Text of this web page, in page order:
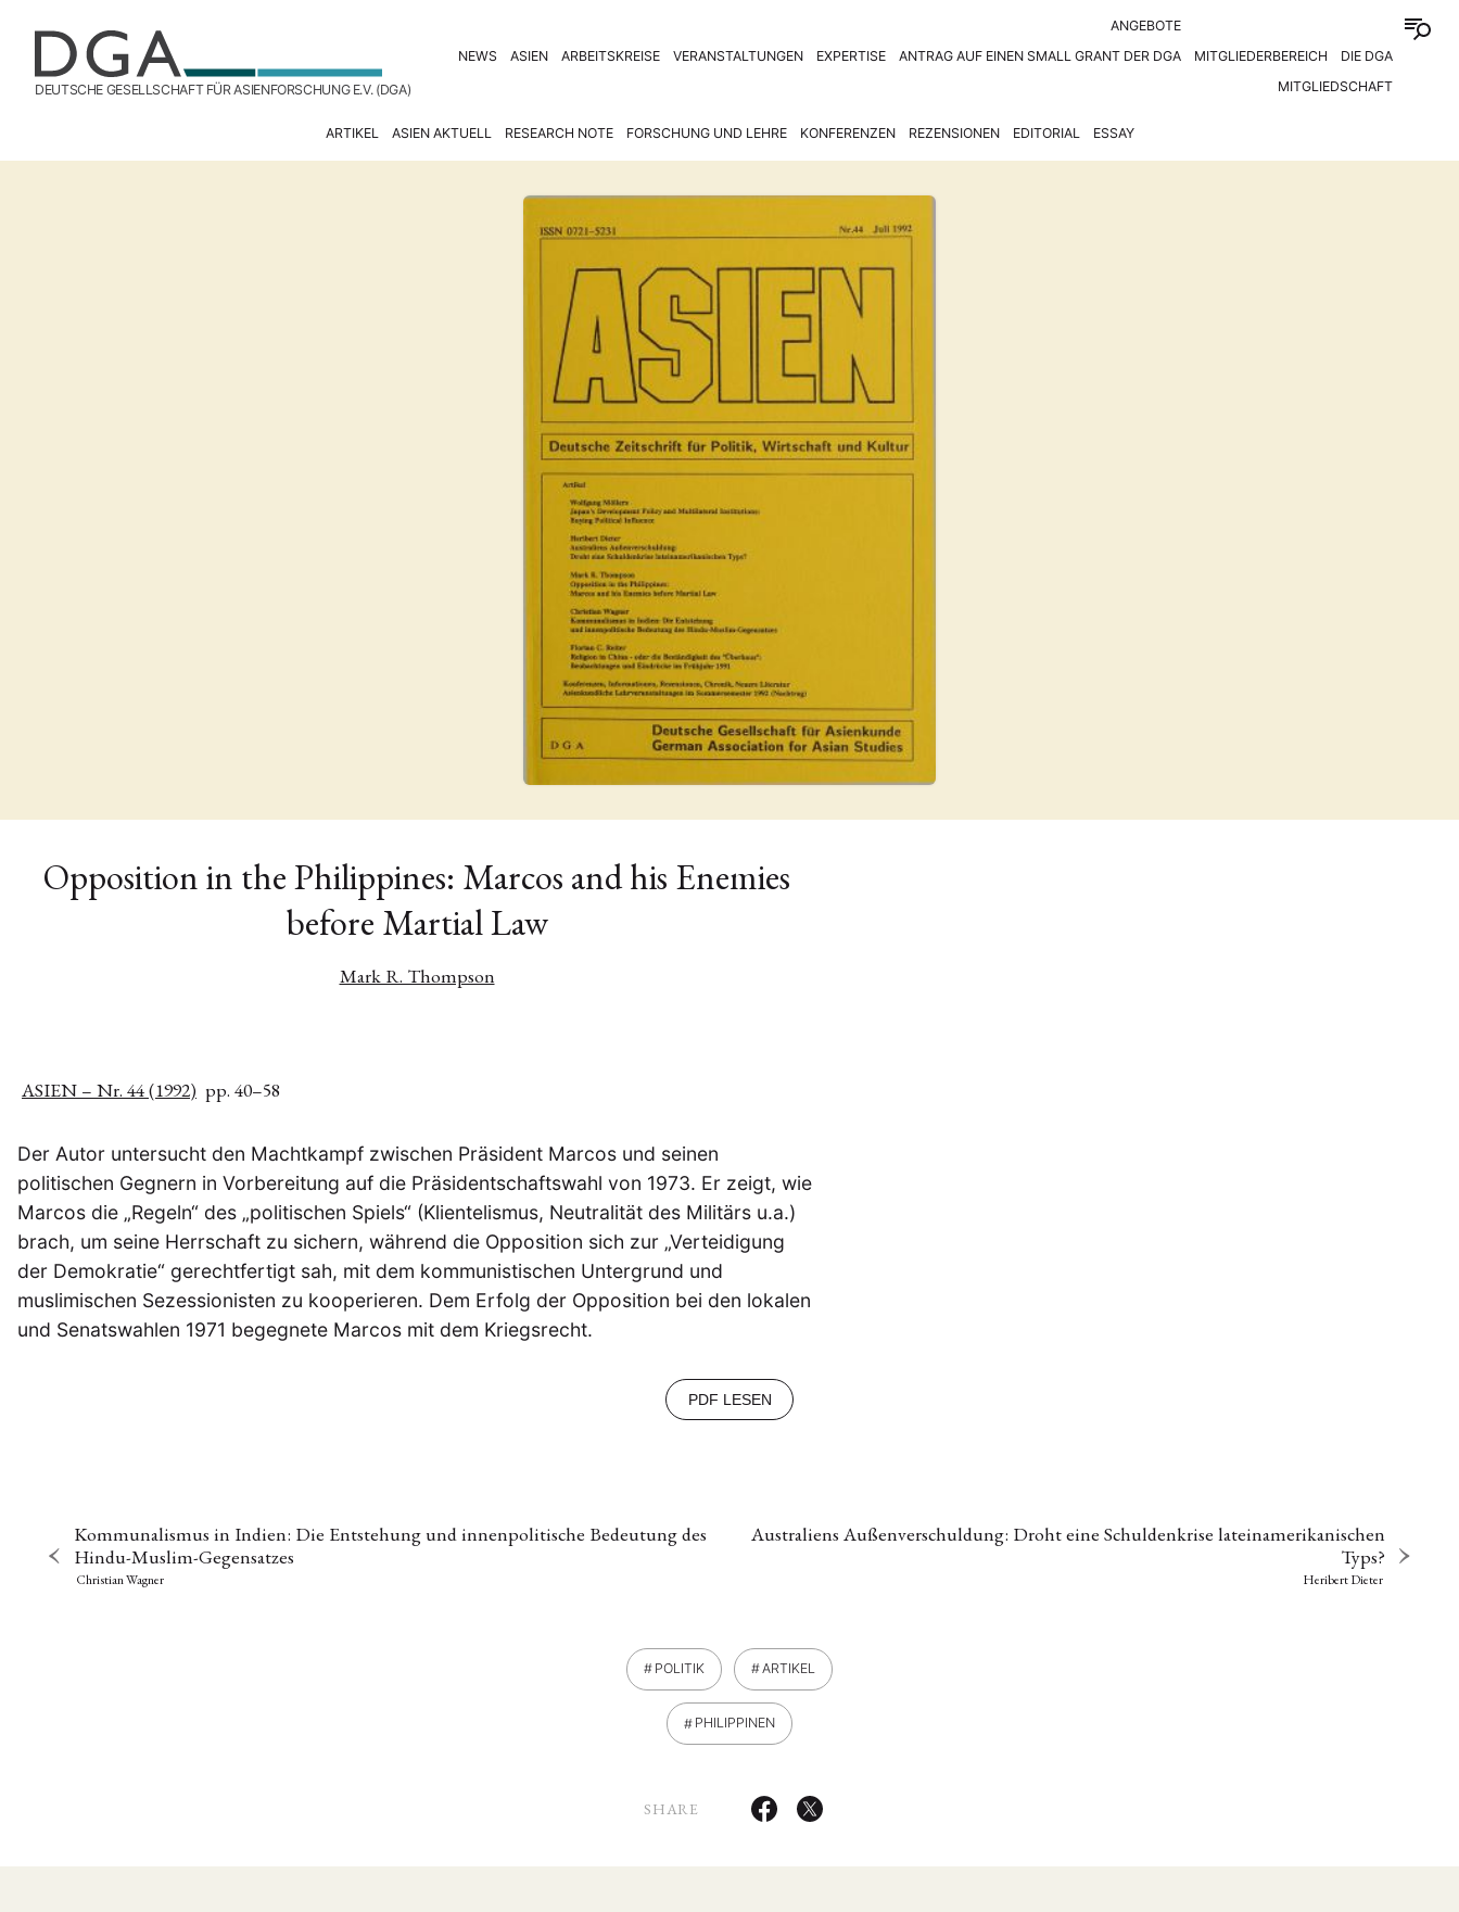
DEUTSCHE GESELLSCHAFT FÜR ASIENFORSCHUNG E.V. (DGA)
NEWS ASIEN ARBEITSKREISE VERANSTALTUNGEN EXPERTISE
ANGEBOTE
ANTRAG AUF EINEN SMALL GRANT DER DGA
MITGLIEDERBEREICH
DIE DGA
MITGLIEDSCHAFT
ARTIKEL ASIEN AKTUELL RESEARCH NOTE FORSCHUNG UND LEHRE KONFERENZEN REZENSIONEN EDITORIAL ESSAY
Opposition in the Philippines: Marcos and his Enemies
before Martial Law
Mark R. Thompson
ASIEN – Nr. 44 (1992) pp. 40–58
Der Autor untersucht den Machtkampf zwischen Präsident Marcos und seinen
politischen Gegnern in Vorbereitung auf die Präsidentschaftswahl von 1973. Er zeigt, wie
Marcos die „Regeln“ des „politischen Spiels“ (Klientelismus, Neutralität des Militärs u.a.)
brach, um seine Herrschaft zu sichern, während die Opposition sich zur „Verteidigung
der Demokratie“ gerechtfertigt sah, mit dem kommunistischen Untergrund und
muslimischen Sezessionisten zu kooperieren. Dem Erfolg der Opposition bei den lokalen
und Senatswahlen 1971 begegnete Marcos mit dem Kriegsrecht.
PDF LESEN
Kommunalismus in Indien: Die Entstehung und innenpolitische Bedeutung des
Hindu-Muslim-Gegensatzes
Christian Wagner
Australiens Außenverschuldung: Droht eine Schuldenkrise lateinamerikanischen
Typs?
Heribert Dieter
POLITIK ARTIKEL
PHILIPPINEN
SHARE